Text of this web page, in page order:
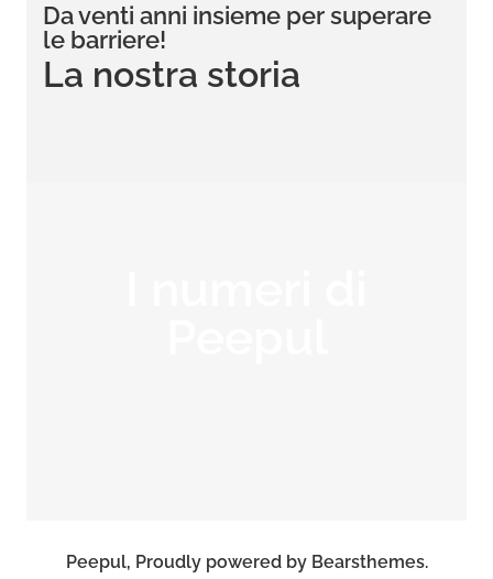
Da venti anni insieme per superare
le barriere!
La nostra storia
Peepul, Proudly powered by Bearsthemes.